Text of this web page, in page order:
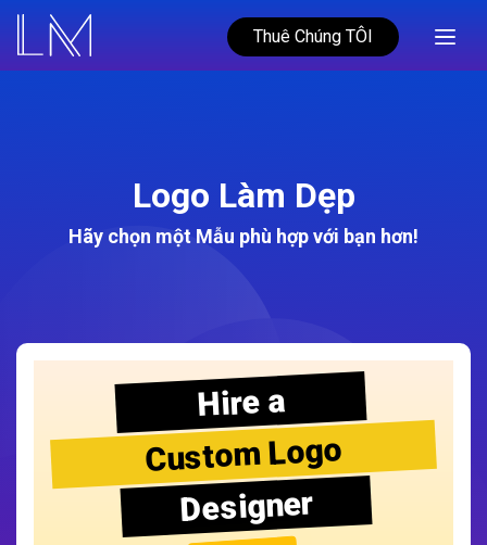
Thuê Chúng TÔI
Logo Làm Dẹp
Hãy chọn một Mẫu phù hợp với bạn hơn!
Hire a
Custom Logo
Designer